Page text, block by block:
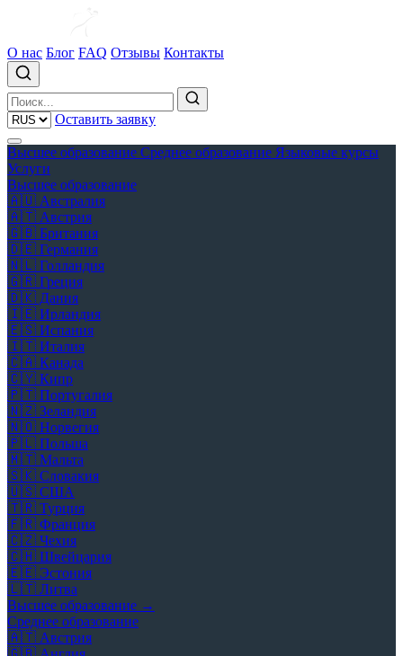
О нас Блог FAQ Отзывы Контакты
Оставить заявку
Высшее образование Среднее образование Языковые курсы
Услуги
Высшее образование
🇦🇺 Австралия
🇦🇹 Австрия
🇬🇧 Британия
🇩🇪 Германия
🇳🇱 Голландия
🇬🇷 Греция
🇩🇰 Дания
🇮🇪 Ирландия
🇪🇸 Испания
🇮🇹 Италия
🇨🇦 Канада
🇨🇾 Кипр
🇵🇹 Португалия
🇳🇿 Зеландия
🇳🇴 Норвегия
🇵🇱 Польша
🇲🇹 Мальта
🇸🇰 Словакия
🇺🇸 США
🇹🇷 Турция
🇫🇷 Франция
🇨🇿 Чехия
🇨🇭 Швейцария
🇪🇪 Эстония
🇱🇹 Литва
Высшее образование →
Среднее образование
🇦🇹 Австрия